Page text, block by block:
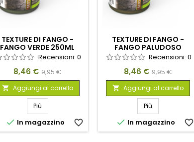
TEXTURE DI FANGO -
FANGO VERDE 250ML
Recensioni: 0
Prezzo
8,46 € Prezzo
base
9,95 €
 Aggiungi al carrello
Più
 In magazzino favorite_border
TEXTURE DI FANGO -
FANGO PALUDOSO
250MLRecensioni:0
Prezzo
8,46 € Prezzo
base
9,95 €
 Aggiungi al carrello
Più
 In magazzino favorite_border